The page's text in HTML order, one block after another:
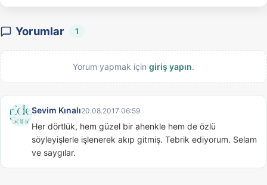
Yorumlar 1
Yorum yapmak için giriş yapın.
Sevim Kınalı20.08.2017 06:59
Her dörtlük, hem güzel bir ahenkle hem de özlü
söyleyişlerle işlenerek akıp gitmiş. Tebrik ediyorum. Selam
ve saygılar.